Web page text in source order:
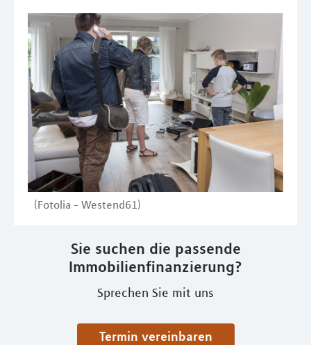
(Fotolia - Westend61)
Sie suchen die passende
Immobilienfinanzierung?
Sprechen Sie mit uns
Termin vereinbaren